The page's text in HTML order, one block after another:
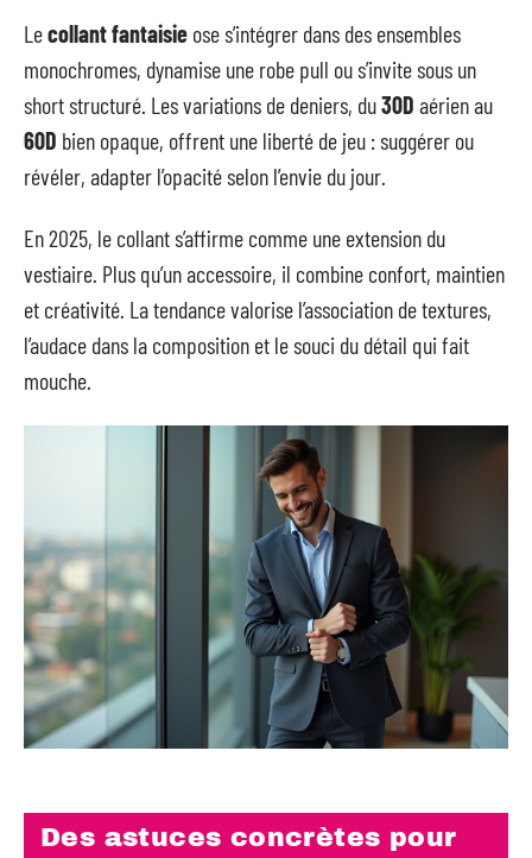
Lecollant fantaisie ose s’intégrer dans des ensembles
monochromes, dynamise une robe pull ou s’invite sous un
short structuré. Les variations de deniers, du30D aérien au
60D bien opaque, offrent une liberté de jeu : suggérer ou
révéler, adapter l’opacité selon l’envie du jour.
En 2025, le collant s’affirme comme une extension du
vestiaire. Plus qu’un accessoire, il combine confort, maintien
et créativité. La tendance valorise l’association de textures,
l’audace dans la composition et le souci du détail qui fait
mouche.
Des astuces concrètes pour